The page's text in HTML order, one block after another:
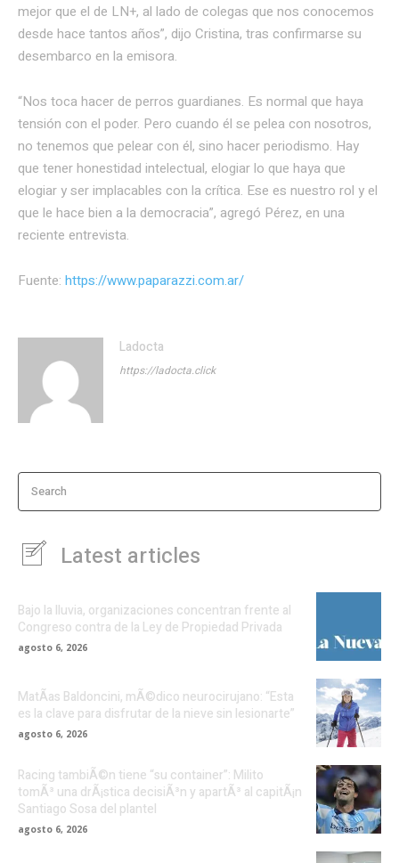
mejor que el de LN+, al lado de colegas que nos conocemos
desde hace tantos años”, dijo Cristina, tras confirmarse su
desembarco en la emisora.
“Nos toca hacer de perros guardianes. Es normal que haya
tensión con el poder. Pero cuando él se pelea con nosotros,
no tenemos que pelear con él, sino hacer periodismo. Hay
que tener honestidad intelectual, elogiar lo que haya que
elogiar y ser implacables con la crítica. Ese es nuestro rol y el
que le hace bien a la democracia”, agregó Pérez, en una
reciente entrevista.
Fuente: https://www.paparazzi.com.ar/
Ladocta
https://ladocta.click
Search
Latest articles
Bajo la lluvia, organizaciones concentran frente al
Congreso contra de la Ley de Propiedad Privada
agosto 6, 2026
MatÃ­as Baldoncini, mÃ©dico neurocirujano: “Esta
es la clave para disfrutar de la nieve sin lesionarte”
agosto 6, 2026
Racing tambiÃ©n tiene “su container”: Milito
tomÃ³ una drÃ¡stica decisiÃ³n y apartÃ³ al capitÃ¡n
Santiago Sosa del plantel
agosto 6, 2026